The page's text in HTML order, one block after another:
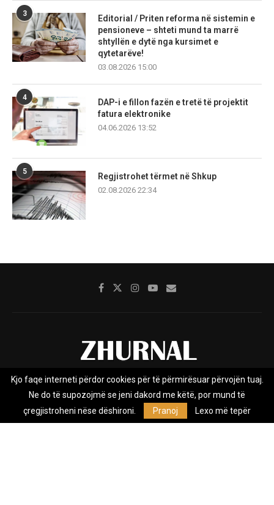
3
Editorial / Priten reforma në sistemin e
pensioneve – shteti mund ta marrë
shtyllën e dytë nga kursimet e
qytetarëve!
03.08.2026 15:00
4
DAP-i e fillon fazën e tretë të projektit
fatura elektronike
04.06.2026 13:52
5
Regjistrohet tërmet në Shkup
02.08.2026 22:34
Rreth nesh Impresumi Marketing
Privacy Policy
Zhurnal.mk është Agjenci e Lajmeve e pavarur, e themeluar në vitin
Kjo faqe interneti përdor cookies për të përmirësuar përvojën tuaj.
Ne do të supozojmë se jeni dakord me këtë, por mund të
çregjistroheni nëse dëshironi.
Pranoj Lexo më tepër